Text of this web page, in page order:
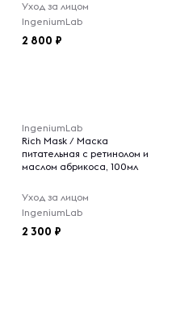
Уход за лицом
IngeniumLab
2 800
IngeniumLab
Rich Mask / Маска
питательная с ретинолом и
маслом абрикоса, 100мл
Уход за лицом
IngeniumLab
2 300